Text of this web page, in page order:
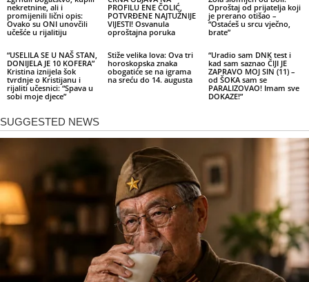
nekretnine, ali i
promijenili lični opis:
Ovako su ONI unovčili
učešće u rijalitiju
PROFILU ENE ČOLIĆ,
POTVRĐENE NAJTUŽNIJE
VIJESTI! Osvanula
oproštajna poruka
Oproštaj od prijatelja koji
je prerano otišao –
“Ostaćeš u srcu vječno,
brate”
“USELILA SE U NAŠ STAN,
DONIJELA JE 10 KOFERA”
Kristina iznijela šok
tvrdnje o Kristijanu i
rijaliti učesnici: “Spava u
sobi moje djece”
Stiže velika lova: Ova tri
horoskopska znaka
obogatiće se na igrama
na sreću do 14. augusta
“Uradio sam DNK test i
kad sam saznao ČIJI JE
ZAPRAVO MOJ SIN (11) –
od ŠOKA sam se
PARALIZOVAO! Imam sve
DOKAZE!”